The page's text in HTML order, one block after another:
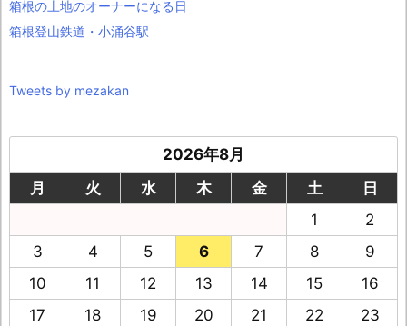
箱根の土地のオーナーになる日
箱根登山鉄道・小涌谷駅
Tweets by mezakan
2026年8月
月
火 水 木 金 土
日
1
2
3
4 5 6 7 8
9
10
11 12 13 14 15
16
17
18 19 20 21 22
23